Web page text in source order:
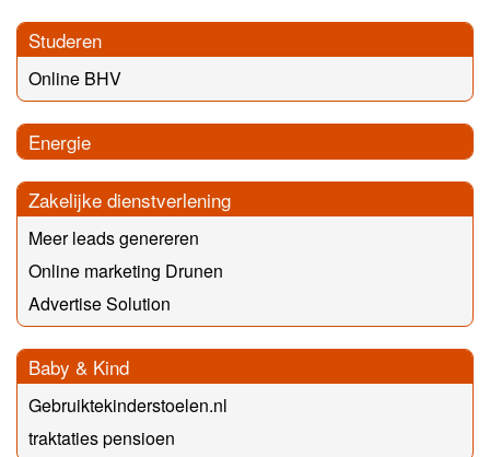
Studeren
Online BHV
Energie
Zakelijke dienstverlening
Meer leads genereren
Online marketing Drunen
Advertise Solution
Baby & Kind
Gebruiktekinderstoelen.nl
traktaties pensioen